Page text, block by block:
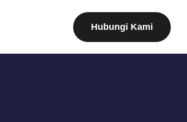
Hubungi Kami